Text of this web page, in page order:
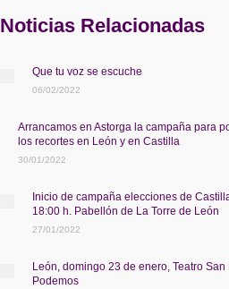
Noticias Relacionadas
Que tu voz se escuche
06/02/2022
Arrancamos en Astorga la campaña para
los recortes en León y en Castilla
30/01/2022
Inicio de campaña elecciones de
18:00 h. Pabellón de La Torre de León
27/01/2022
León, domingo 23 de enero, Teatro
Podemos